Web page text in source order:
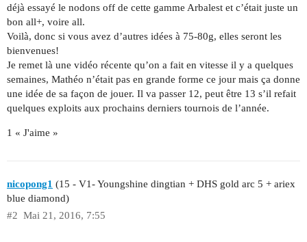
déjà essayé le nodons off de cette gamme Arbalest et c’était juste un
bon all+, voire all.
Voilà, donc si vous avez d’autres idées à 75-80g, elles seront les
bienvenues!
Je remet là une vidéo récente qu’on a fait en vitesse il y a quelques
semaines, Mathéo n’était pas en grande forme ce jour mais ça donne
une idée de sa façon de jouer. Il va passer 12, peut être 13 s’il refait
quelques exploits aux prochains derniers tournois de l’année.
1 « J'aime »
nicopong1 (15 - V1- Youngshine dingtian + DHS gold arc 5 + ariex
blue diamond)
Mai 21, 2016, 7:55
#2